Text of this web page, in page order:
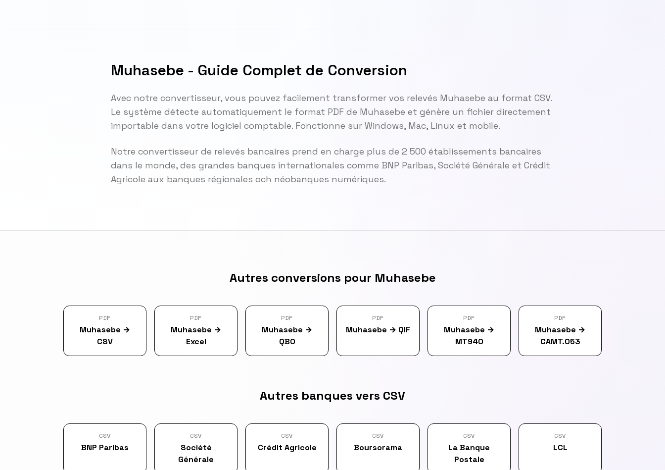
Muhasebe - Guide Complet de Conversion
Avec notre convertisseur, vous pouvez facilement transformer vos relevés Muhasebe au format CSV.
Le système détecte automatiquement le format PDF de Muhasebe et génère un fichier directement
importable dans votre logiciel comptable. Fonctionne sur Windows, Mac, Linux et mobile.
Notre convertisseur de relevés bancaires prend en charge plus de 2 500 établissements bancaires
dans le monde, des grandes banques internationales comme BNP Paribas, Société Générale et Crédit
Agricole aux banques régionales och néobanques numériques.
Autres conversions pour Muhasebe
PDF
Muhasebe →
CSV
PDF
Muhasebe →
Excel
PDF
Muhasebe →
QBO
PDF
Muhasebe → QIF
PDF
Muhasebe →
MT940
PDF
Muhasebe →
CAMT.053
Autres banques vers CSV
CSV
BNP Paribas
CSV
Société
Générale
CSV
Crédit Agricole
CSV
Boursorama
CSV
La Banque
Postale
CSV
LCL